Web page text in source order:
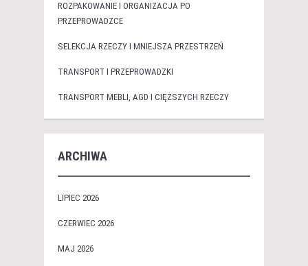
ROZPAKOWANIE I ORGANIZACJA PO
PRZEPROWADZCE
SELEKCJA RZECZY I MNIEJSZA PRZESTRZEŃ
TRANSPORT I PRZEPROWADZKI
TRANSPORT MEBLI, AGD I CIĘŻSZYCH RZECZY
ARCHIWA
LIPIEC 2026
CZERWIEC 2026
MAJ 2026